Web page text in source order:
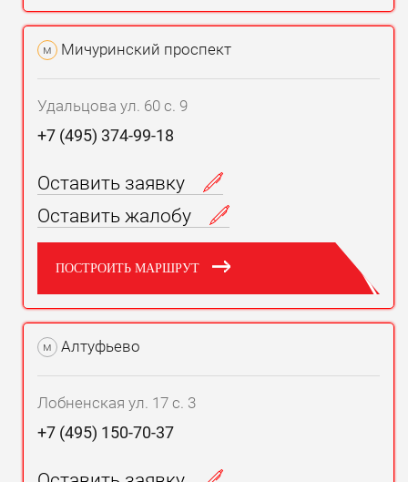
м Мичуринский проспект
Удальцова ул. 60 с. 9
+7 (495) 374-99-18
Оставить заявку
Оставить жалобу
ПОСТРОИТЬ МАРШРУТ
м Алтуфьево
Лобненская ул. 17 с. 3
+7 (495) 150-70-37